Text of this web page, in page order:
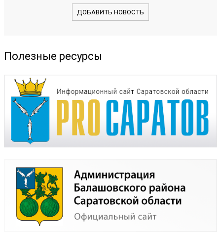
ДОБАВИТЬ НОВОСТЬ
Полезные ресурсы